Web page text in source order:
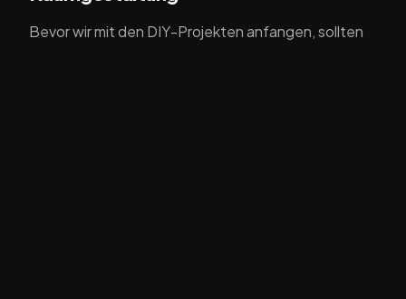
Bevor wir mit den DIY-Projekten anfangen, sollten